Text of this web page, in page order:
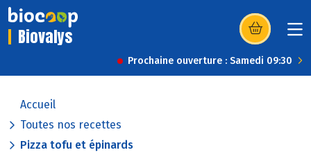
Biovalys (s’ouvre dans
Prochaine ouverture : Samedi 09:30
Accueil
Toutes nos recettes
Pizza tofu et épinards